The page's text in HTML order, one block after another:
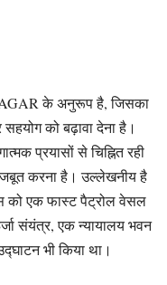
के अनुरूप है, जिसका
सहयोग को बढ़ावा देना है।
प्रयासों से चिह्नित रही
मजबूत करना है। उल्लेखनीय है
को एक फास्ट पैट्रोल वेसल
संयंत्र, एक न्यायालय भवन
भी किया था।